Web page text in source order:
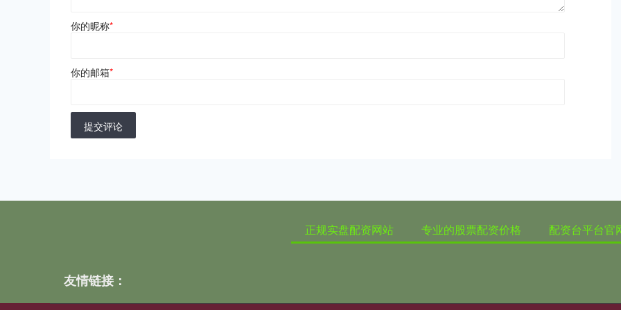
你的昵称*
你的邮箱*
提交评论
正规实盘配资网站 专业的股票配资价格 配资台平台官
友情链接：